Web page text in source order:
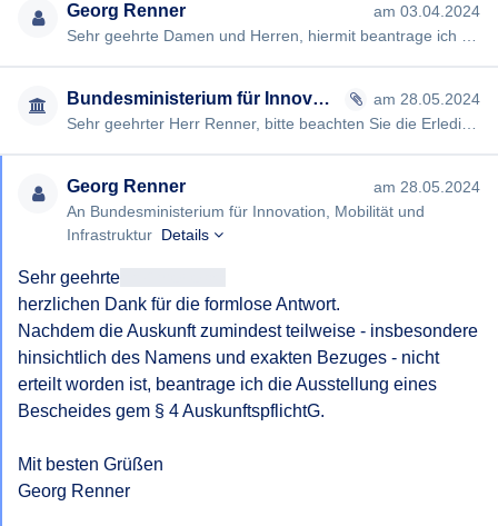
Georg Renner
am 03.04.2024
Bundesministerium für Innovation, Mobilität und Infrastruktur
am 28.05.2024
Georg Renner
am 28.05.2024
An Bundesministerium für Innovation, Mobilität und
Infrastruktur Details
Sehr geehrte
herzlichen Dank für die formlose Antwort.
Nachdem die Auskunft zumindest teilweise - insbesondere
hinsichtlich des Namens und exakten Bezuges - nicht
erteilt worden ist, beantrage ich die Ausstellung eines
Bescheides gem § 4 AuskunftspflichtG.
Mit besten Grüßen
Georg Renner